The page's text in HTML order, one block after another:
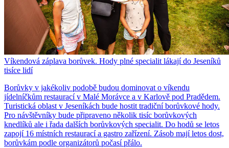
Víkendová záplava borůvek. Hody plné specialit lákají do Jeseníků
tisíce lidí
Borůvky v jakékoliv podobě budou dominovat o víkendu
jídelníčkům restaurací v Malé Morávce a v Karlově pod Pradědem.
Turistická oblast v Jeseníkách bude hostit tradiční borůvkové hody.
Pro návštěvníky bude připraveno několik tisíc borůvkových
knedlíků ale i řada dalších borůvkových specialit. Do hodů se letos
zapojí 16 místních restaurací a gastro zařízení. Zásob mají letos dost,
borůvkám podle organizátorů počasí přálo.